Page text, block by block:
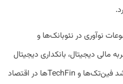
نوآوری در نئوبانک‌ها و
مالی دیجیتال، بانکداری دیجیتال
برای کسب‌وکارهای نسل Z و رشد فین‌تک‌ها و TechFinها در اقتصاد